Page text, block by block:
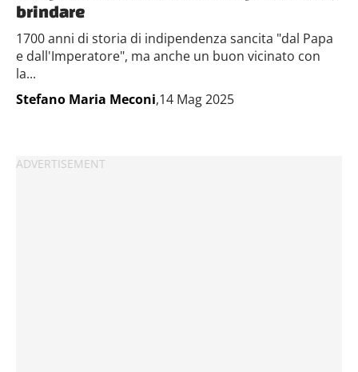
brindare
1700 anni di storia di indipendenza sancita "dal Papa
e dall'Imperatore", ma anche un buon vicinato con
la...
Stefano Maria Meconi,14 Mag 2025